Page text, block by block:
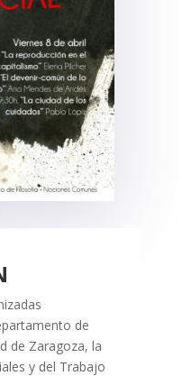
de
de Zaragoza, la
y del Trabajo